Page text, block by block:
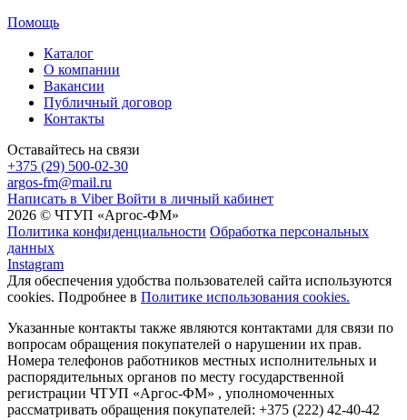
Помощь
Каталог
О компании
Вакансии
Публичный договор
Контакты
Оставайтесь на связи
+375 (29) 500-02-30
argos-fm@mail.ru
Написать в Viber Войти в личный кабинет
2026 © ЧТУП «Аргос-ФМ»
Политика конфиденциальности Обработка персональных
данных
Instagram
Для обеспечения удобства пользователей сайта используются
cookies. Подробнее в Политике использования cookies.
Указанные контакты также являются контактами для связи по
вопросам обращения покупателей о нарушении их прав.
Номера телефонов работников местных исполнительных и
распорядительных органов по месту государственной
регистрации ЧТУП «Аргос-ФМ» , уполномоченных
рассматривать обращения покупателей: +375 (222) 42-40-42